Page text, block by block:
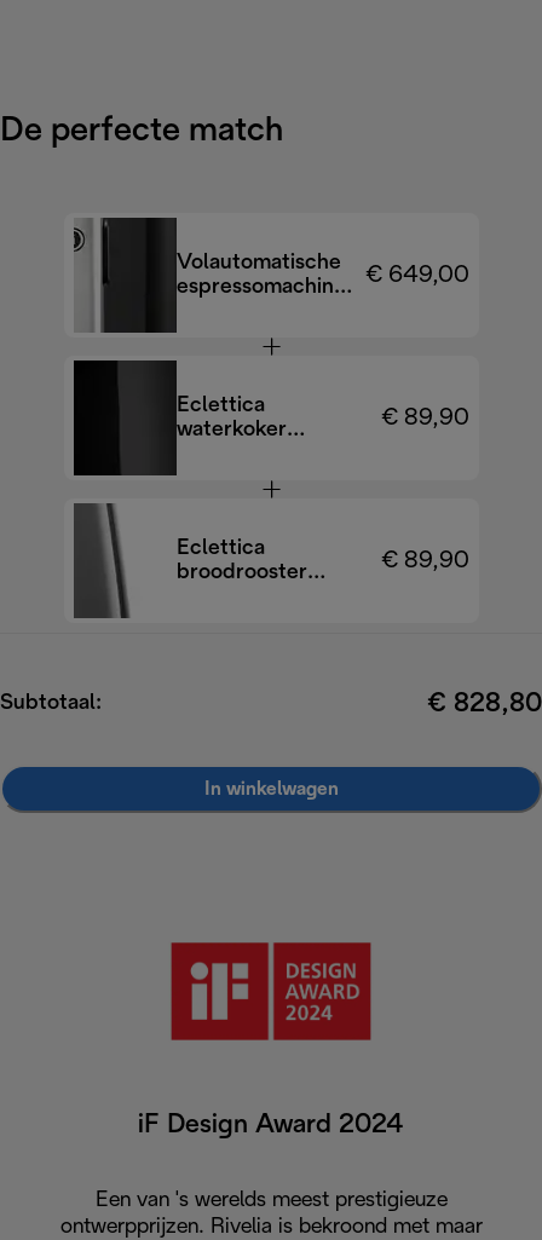
De perfecte match
Volautomatische
espressomachine
EXAM440.35.B
€ 649,00
Eclettica
waterkoker
€ 89,90
Eclettica
broodrooster
€ 89,90
Subtotaal: € 828,80
In winkelwagen
iF Design Award 2024
Een van 's werelds meest prestigieuze
ontwerpprijzen. Rivelia is bekroond met maar